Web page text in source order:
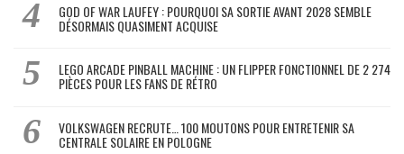
GOD OF WAR LAUFEY : POURQUOI SA SORTIE AVANT 2028 SEMBLE
DÉSORMAIS QUASIMENT ACQUISE
LEGO ARCADE PINBALL MACHINE : UN FLIPPER FONCTIONNEL DE 2 274
PIÈCES POUR LES FANS DE RÉTRO
VOLKSWAGEN RECRUTE… 100 MOUTONS POUR ENTRETENIR SA
CENTRALE SOLAIRE EN POLOGNE